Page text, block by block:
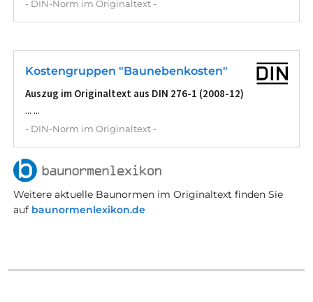
- DIN-Norm im Originaltext -
Kostengruppen "Baunebenkosten"
Auszug im Originaltext aus DIN 276-1 (2008-12)
... ...
- DIN-Norm im Originaltext -
Weitere aktuelle Baunormen im Originaltext finden Sie
auf baunormenlexikon.de